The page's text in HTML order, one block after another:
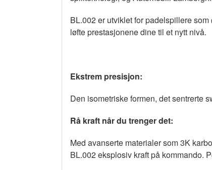
BL.002 er utviklet for padelspillere
løfte prestasjonene dine til et nytt nivå.
Ekstrem presisjon:
Den isometriske formen, det sentrerte
Rå kraft når du trenger det:
Med avanserte materialer som 3K
BL.002 eksplosiv kraft på kommando.